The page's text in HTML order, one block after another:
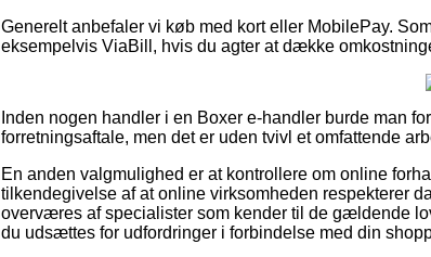
Generelt anbefaler vi køb med kort eller MobilePay.
eksempelvis ViaBill, hvis du agter at dække
Inden nogen handler i en Boxer e-handler burde man
forretningsaftale, men det er uden tvivl et omfattende
En anden valgmulighed er at kontrollere om online
tilkendegivelse af at online virksomheden respekterer
overværes af specialister som kender til de gældende
du udsættes for udfordringer i forbindelse med din